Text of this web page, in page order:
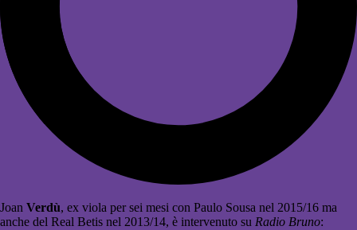
Joan Verdù, ex viola per sei mesi con Paulo Sousa nel 2015/16 ma
anche del Real Betis nel 2013/14, è intervenuto su Radio Bruno: